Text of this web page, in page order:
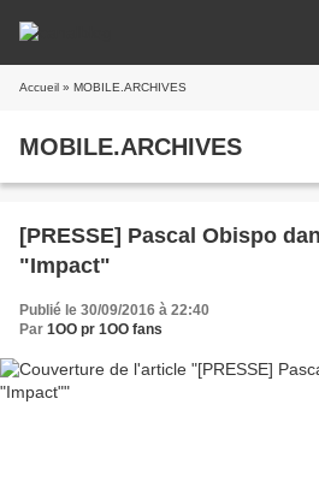
Accueil » MOBILE.ARCHIVES
MOBILE.ARCHIVES
[PRESSE] Pascal Obispo
"Impact"
Publié le 30/09/2016 à 22:40
Par 1OO pr 1OO fans